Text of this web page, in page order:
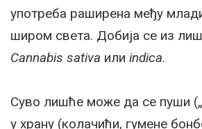
употреба раширена међу
широм света. Добија се из
Cannabis sativa или indica.
Суво лишће може да се пуши
у храну (колачићи, гумене